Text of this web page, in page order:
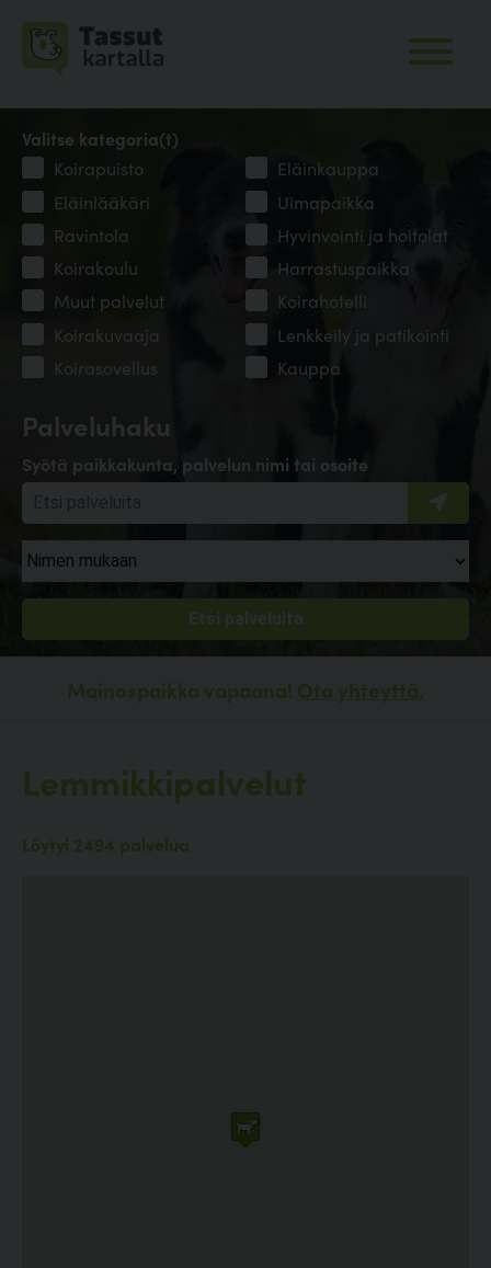
Palveluhaku
Syötä paikkakunta, palvelun nimi tai osoite
Valitse kategoria(t)
Koirapuisto
Eläinkauppa
Eläinlääkäri
Uimapaikka
Ravintola
Hyvinvointi ja hoitolat
Koirakoulu
Harrastuspaikka
Muut palvelut
Koirahotelli
Koirakuvaaja
Lenkkeily ja patikointi
Koirasovellus
Kauppa
Mainospaikka vapaana! Ota yhteyttä.
Lemmikkipalvelut
Löytyi 2494 palvelua